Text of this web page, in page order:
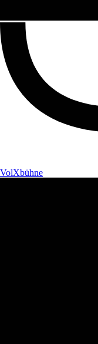
VolXbühne